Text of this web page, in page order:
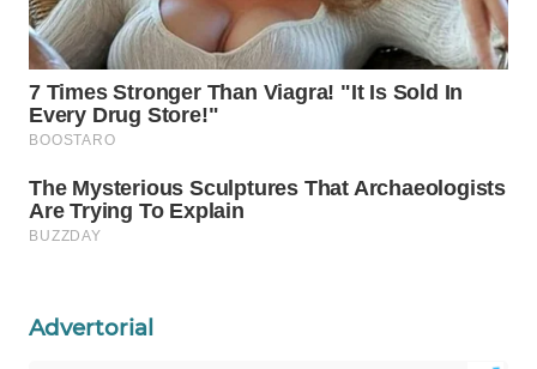
Advertorial
INFRASTRUKTUR
WAHANA
KONSUMEN
LISTRIK
WAHANA